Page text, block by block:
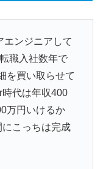
エンジニアして
職入社数年で
を買い取らせて
代は年収400
万円いけるか
こっちは完成